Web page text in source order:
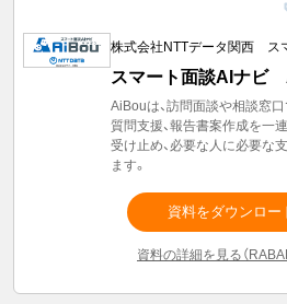
株式会社NTTデータ関西 ス
スマート面談AIナビ
AiBouは、訪問面談や相談窓
質問支援、報告書案作成を一
受け止め、必要な人に必要な
ます。
資料をダウンロー
資料の詳細を見る（